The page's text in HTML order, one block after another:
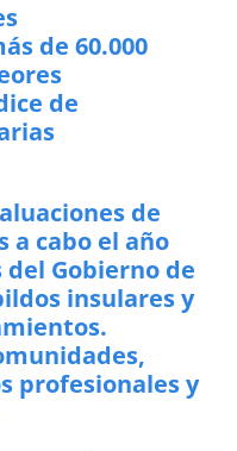
de 60.000
de
de
a cabo el año
Gobierno de
insulares y
profesionales y